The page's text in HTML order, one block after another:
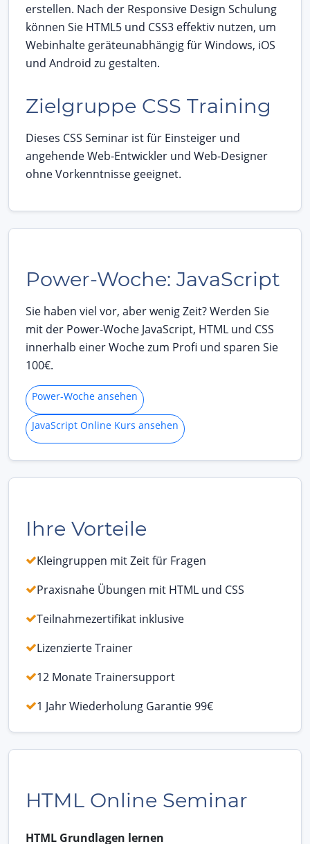
erstellen. Nach der Responsive Design Schulung
können Sie HTML5 und CSS3 effektiv nutzen, um
Webinhalte geräteunabhängig für Windows, iOS
und Android zu gestalten.
Zielgruppe CSS Training
Dieses CSS Seminar ist für Einsteiger und
angehende Web-Entwickler und Web-Designer
ohne Vorkenntnisse geeignet.
Power-Woche: JavaScript
Sie haben viel vor, aber wenig Zeit? Werden Sie
mit der Power-Woche JavaScript, HTML und CSS
innerhalb einer Woche zum Profi und sparen Sie
100€.
Power-Woche ansehen
JavaScript Online Kurs ansehen
Ihre Vorteile
Kleingruppen mit Zeit für Fragen
Praxisnahe Übungen mit HTML und CSS
Teilnahmezertifikat inklusive
Lizenzierte Trainer
12 Monate Trainersupport
1 Jahr Wiederholung Garantie 99€
HTML Online Seminar
HTML Grundlagen lernen